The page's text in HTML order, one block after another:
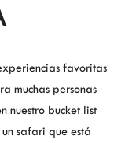
favoritas
muchas personas
nuestro bucket list
safari que está